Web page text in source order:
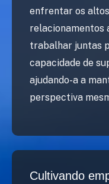
enfrentar os
relacionamentos
trabalhar juntas
capacidade de
ajudando-a a
perspectiva
Cultivando